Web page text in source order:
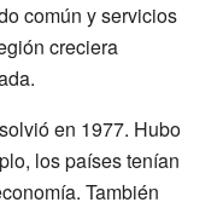
común y servicios
creciera
en 1977. Hubo
los países tenían
También